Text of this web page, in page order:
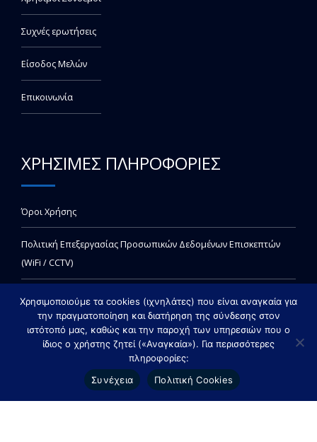
Συχνές ερωτήσεις
Είσοδος Μελών
Επικοινωνία
ΧΡΗΣΙΜΕΣ ΠΛΗΡΟΦΟΡΙΕΣ
Όροι Χρήσης
Πολιτική Επεξεργασίας Προσωπικών Δεδομένων Επισκεπτών
(WiFi / CCTV)
Copyright © 2021 invitrolabs - All rights reserved. Created by Vrisko.gr
Χρησιμοποιούμε τα cookies (ιχνηλάτες) που είναι αναγκαία για
την πραγματοποίηση και διατήρηση της σύνδεσης στον
ιστότοπό μας, καθώς και την παροχή των υπηρεσιών που ο
ίδιος ο χρήστης ζητεί («Αναγκαία»). Για περισσότερες
πληροφορίες:
Συνέχεια
Πολιτική Cookies